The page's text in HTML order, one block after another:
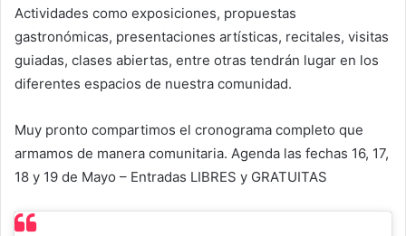
Actividades como exposiciones, propuestas
gastronómicas, presentaciones artísticas, recitales, visitas
guiadas, clases abiertas, entre otras tendrán lugar en los
diferentes espacios de nuestra comunidad.
Muy pronto compartimos el cronograma completo que
armamos de manera comunitaria. Agenda las fechas 16, 17,
18 y 19 de Mayo – Entradas LIBRES y GRATUITAS